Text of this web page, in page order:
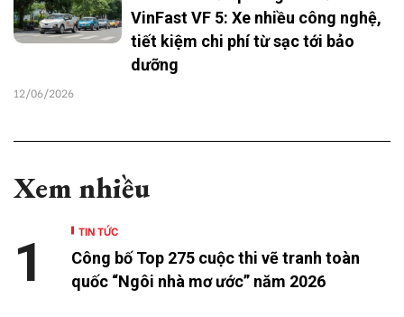
VinFast VF 5: Xe nhiều công nghệ,
tiết kiệm chi phí từ sạc tới bảo
dưỡng
12/06/2026
Xem nhiều
TIN TỨC
Công bố Top 275 cuộc thi vẽ tranh toàn
quốc “Ngôi nhà mơ ước” năm 2026
1